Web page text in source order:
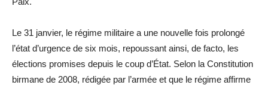
Le 31 janvier, le régime militaire a une nouvelle fois prolongé
l’état d’urgence de six mois, repoussant ainsi, de facto, les
élections promises depuis le coup d’État. Selon la Constitution
birmane de 2008, rédigée par l’armée et que le régime affirme